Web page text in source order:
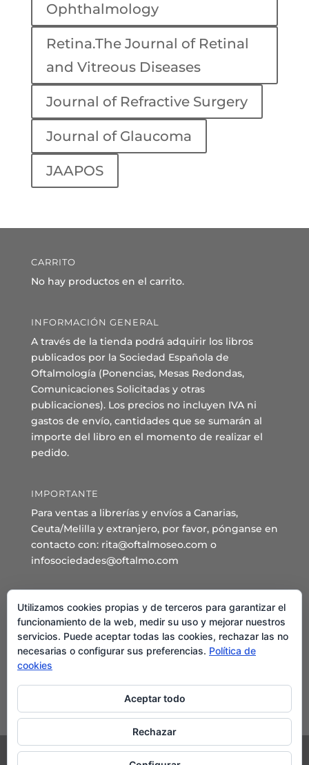
Ophthalmology
Retina.The Journal of Retinal
and Vitreous Diseases
Journal of Refractive Surgery
Journal of Glaucoma
JAAPOS
CARRITO
No hay productos en el carrito.
INFORMACIÓN GENERAL
A través de la tienda podrá adquirir los libros
publicados por la Sociedad Española de
Oftalmología (Ponencias, Mesas Redondas,
Comunicaciones Solicitadas y otras
publicaciones). Los precios no incluyen IVA ni
gastos de envío, cantidades que se sumarán al
importe del libro en el momento de realizar el
pedido.
IMPORTANTE
Para ventas a librerías y envíos a Canarias,
Ceuta/Melilla y extranjero, por favor, pónganse en
contacto con: rita@oftalmoseo.com o
infosociedades@oftalmo.com
Sede Administrativa y Secretaría General
C/ Arcipreste de Hita 14 – 1º Derecha.
28015 – Madrid
Teléfono: 91 544 80 35 - 91 544 58 79
Mail:
Utilizamos cookies propias y de terceros para garantizar el
funcionamiento de la web, medir su uso y mejorar nuestros
servicios. Puede aceptar todas las cookies, rechazar las no
necesarias o configurar sus preferencias. Política de
cookies
Aceptar todo
Rechazar